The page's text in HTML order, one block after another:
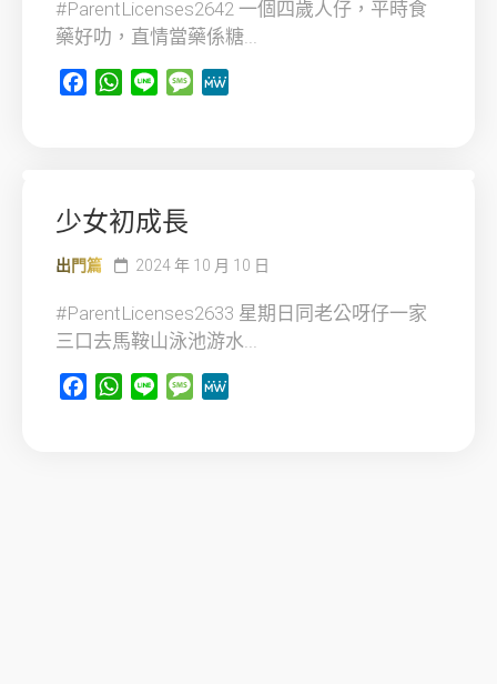
#ParentLicenses2642 一個四歲人仔，平時食
藥好叻，直情當藥係糖...
FacebookWhatsApp
Line Message
少女初成長
出門篇 2024 年 10 月 10 日
#ParentLicenses2633 星期日同老公呀仔一家
三口去馬鞍山泳池游水...
FacebookWhatsApp
Line Message